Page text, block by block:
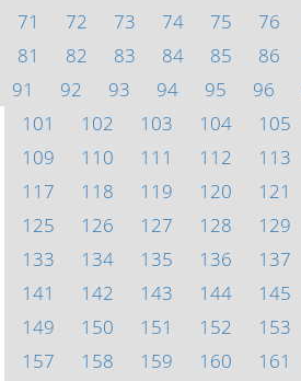
71
72 73 74 75 76
81
82 83 84 85 86
91
92 93 94 95 96
101
102 103 104 105
109
110 111 112 113
117
118 119 120 121
125
126 127 128 129
133
134 135 136 137
141
142 143 144 145
149
150 151 152 153
157
158 159 160 161